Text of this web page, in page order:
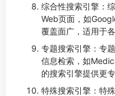
综合性搜索引擎：
Web页面，如
覆盖面广，适用于
专题搜索引擎：专
信息检索，如
的搜索引擎提供更
特殊搜索引擎：特